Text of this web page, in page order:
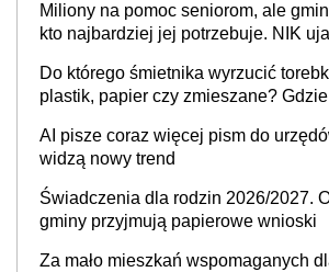
stołecznych
Miliony na pomoc seniorom, ale
kto najbardziej jej potrzebuje. NIK
Do którego śmietnika wyrzucić
plastik, papier czy zmieszane?
AI pisze coraz więcej pism do
widzą nowy trend
Świadczenia dla rodzin 2026/2027.
gminy przyjmują papierowe wnioski
Za mało mieszkań wspomaganych